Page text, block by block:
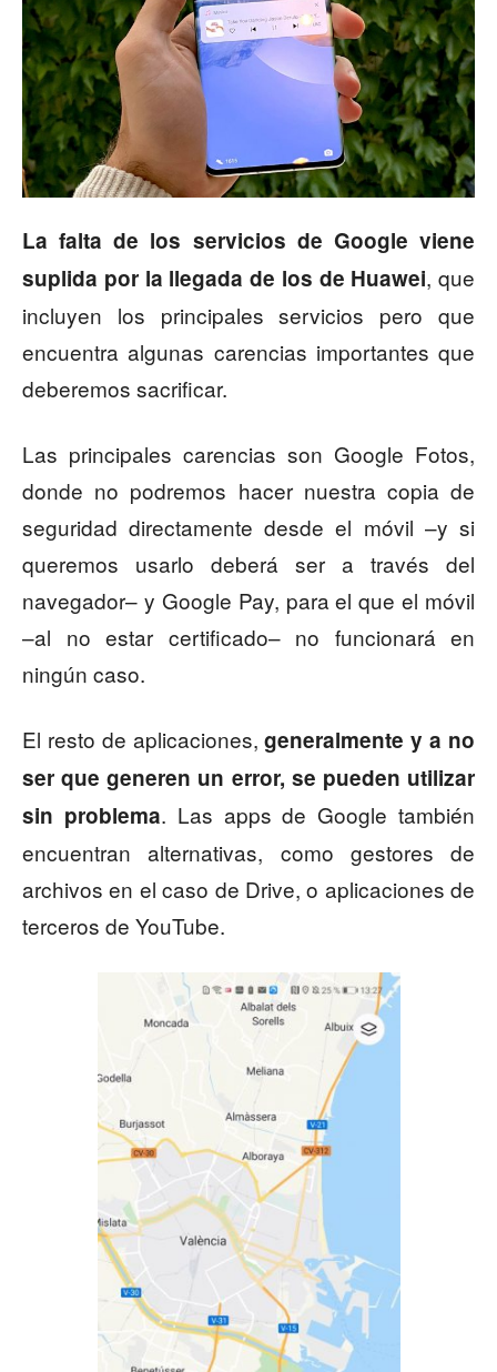
La falta de los servicios de Google viene
suplida por la llegada de los de Huawei, que
incluyen los principales servicios pero que
encuentra algunas carencias importantes que
deberemos sacrificar.
Las principales carencias son Google Fotos,
donde no podremos hacer nuestra copia de
seguridad directamente desde el móvil –y si
queremos usarlo deberá ser a través del
navegador– y Google Pay, para el que el móvil
–al no estar certificado– no funcionará en
ningún caso.
El resto de aplicaciones,generalmente y a no
ser que generen un error, se pueden utilizar
sin problema. Las apps de Google también
encuentran alternativas, como gestores de
archivos en el caso de Drive, o aplicaciones de
terceros de YouTube.